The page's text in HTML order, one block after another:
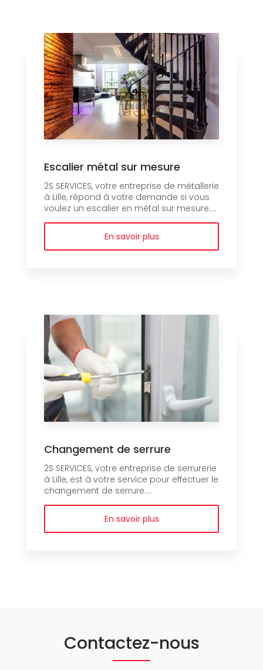
Escalier métal sur mesure
2S SERVICES, votre entreprise de métallerie
à Lille, répond à votre demande si vous
voulez un escalier en métal sur mesure....
En savoir plus
Changement de serrure
2S SERVICES, votre entreprise de serrurerie
à Lille, est à votre service pour effectuer le
changement de serrure....
En savoir plus
Contactez-nous